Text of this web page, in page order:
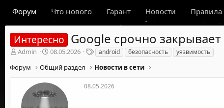
Форум Что нового Гарант Новости
Интересно Google срочно
А
т
о
Admin
Д
т
а
н
а
08.05.2026
Т
е
г
и
android безопасность уязвимость
Форум Общий раздел Новости в сети
08.05.2026